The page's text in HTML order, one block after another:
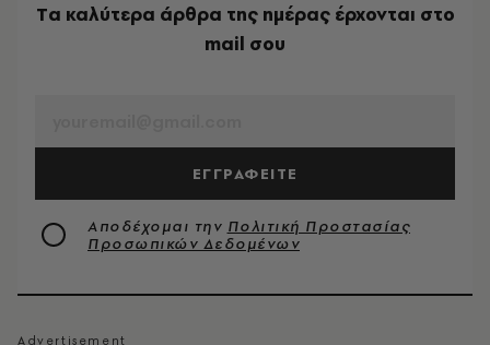
Tα καλύτερα άρθρα της ημέρας έρχονται στο
mail σου
ΕΓΓΡΑΦΕΙΤΕ
Αποδέχομαι την Πολιτική Προστασίας
Προσωπικών Δεδομένων